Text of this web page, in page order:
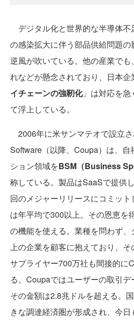
デジタル化と世界的な半導体不
の感染拡大に伴う部品供給問題
逆風が吹いている。他の産業で
れなどが懸念されており、日本
イチェーンの強靭化」は対応を急
て浮上している。
2006年に米サンマテオで設立
Software（以降、Coupa）は、自
ション領域をBSM（Business
称している。製品はSaaSで提供
回のメジャーリリースにコミッ
は年平均で300以上。その恩恵を
の機能を使える。業種を問わず
上の企業を顧客に抱えており、
サプライヤー700万社も間接的に
る。Coupaではユーザーの取引デ
その金額は2.8兆ドルを超える。
きな調達経済圏が形成され、今